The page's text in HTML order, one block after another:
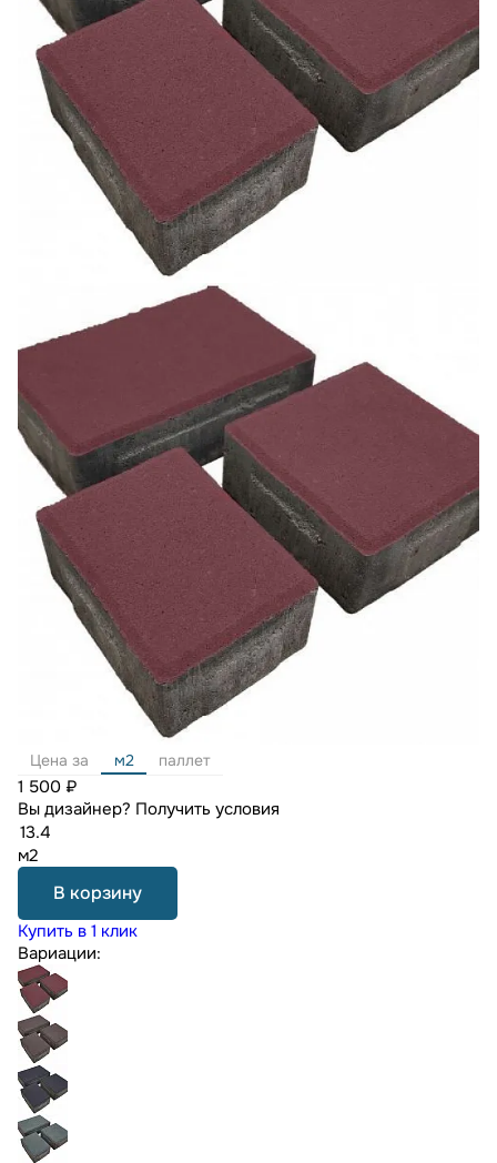
Цена за м2 паллет
1 500 ₽
Вы дизайнер? Получить условия
м2
В корзину
Купить в 1 клик
Вариации: